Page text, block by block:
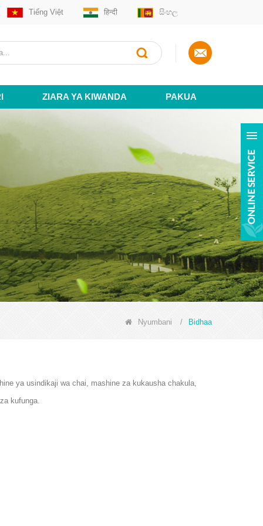
Tiếng Việt हिन्दी සිංහල
ZIARA YA KIWANDA PAKUA
Nyumbani / Bidhaa
ya usindikaji wa chai, mashine za kukausha chakula,
kufunga.